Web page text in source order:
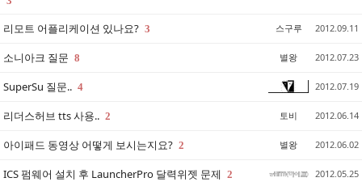
리모트 어플리케이션 있나요? 3 스구루 2012.09.11
소니아크 질문 8 별왕 2012.07.23
SuperSu 질문.. 4 2012.07.19
리더스허브 tts 사용.. 2 토비 2012.06.14
아이패드 동영상 어떻게 보시는지요? 2 별왕 2012.06.02
ICS 펌웨어 설치 후 LauncherPro 달력위젯 문제 2 2012.05.25